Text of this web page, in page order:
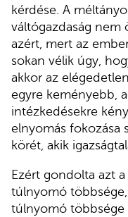
kérdése. A
váltógazdaság nem
azért, mert az
sokan vélik úgy,
akkor az
egyre keményebb,
intézkedésekre
elnyomás fokozása
körét, akik
Ezért gondolta azt
túlnyomó
túlnyomó többsége